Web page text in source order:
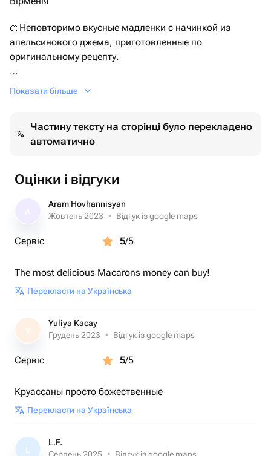
🍊Неповторимо вкусные мадленки с начинкой из
апельсинового джема, приготовленные по
оригинальному рецепту.
Мадлен — французская нежность в авторском
Мы готовим мадлен из сливочного масла, миндальной
и пшеничной муки, свежих яиц, сахара и натурального
Каждая — с нежной начинкой и изящным шоколадным
покрытием 💫
Каждая мадлен — это маленький десерт с большим
характером.
побаловать себя 🤍
Показати більше
Частину тексту на сторінці було перекладено
автоматично
Оцінки і відгуки
Aram Hovhannisyan
Жовтень 2023
• Відгук із google maps
Сервіс 5/5
The most delicious Macarons money can buy!
Перекласти на Українська
Y
Yuliya Kacay
Грудень 2023
• Відгук із google maps
Сервіс 5/5
Круассаны просто божественные
Перекласти на Українська
L
L.F.